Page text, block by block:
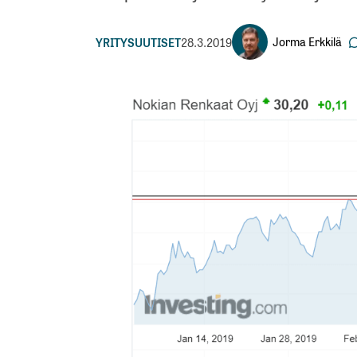
YRITYSUUTISET28.3.2019 Jorma Erkkilä